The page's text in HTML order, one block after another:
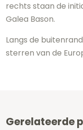
rechts staan de
Galea Bason.
Langs de
sterren van de
Gerelateerde